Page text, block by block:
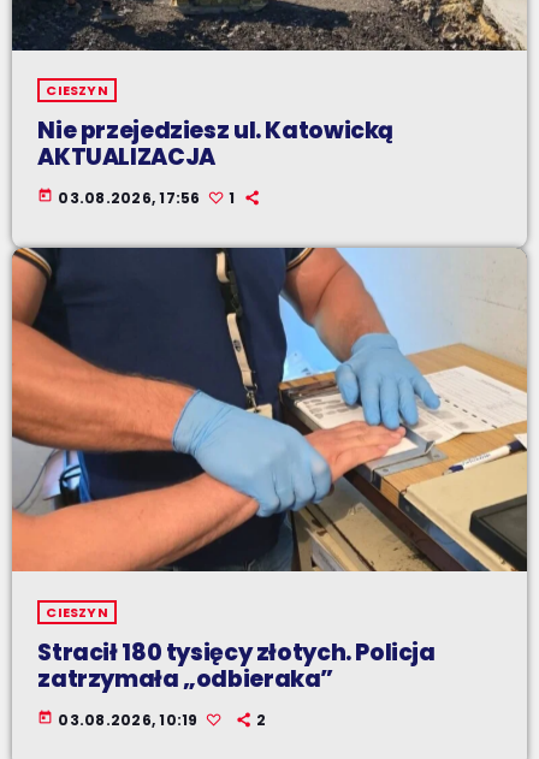
CIESZYN
Nie przejedziesz ul. Katowicką
AKTUALIZACJA
today 03.08.2026, 17:56 1
CIESZYN
Stracił 180 tysięcy złotych. Policja
zatrzymała „odbieraka”
today 03.08.2026, 10:19 2